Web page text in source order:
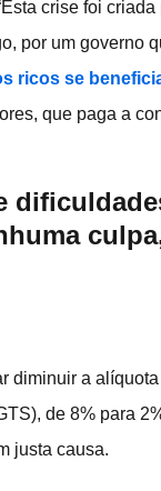
crise foi
por um governo
ricos se
que paga a
diminuir a
de 8% para
justa causa.